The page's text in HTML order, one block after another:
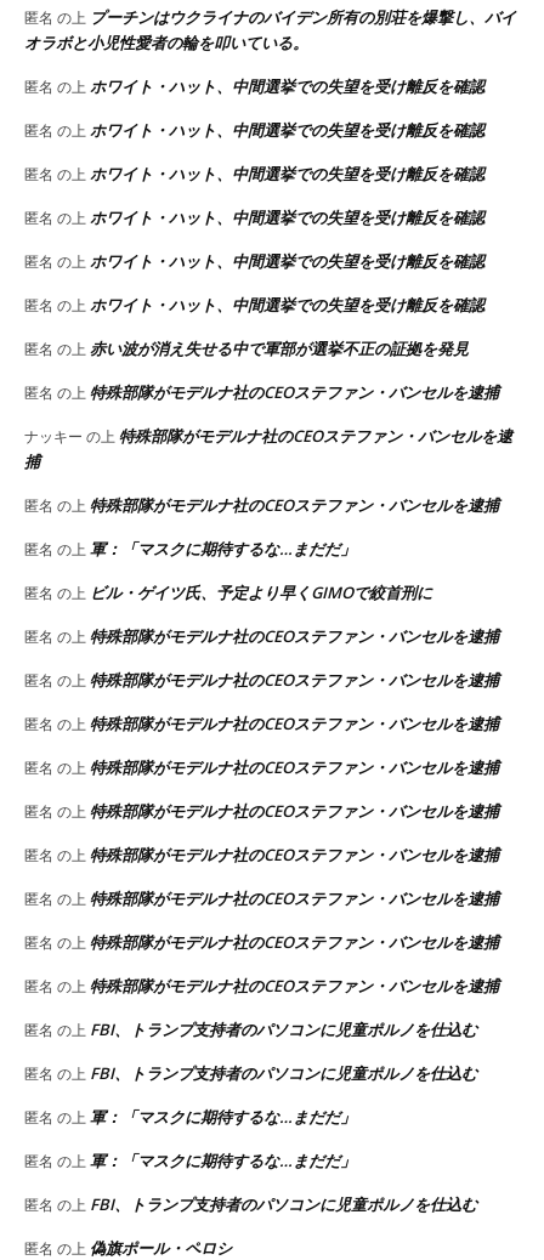
匿名 の上 プーチンはウクライナのバイデン所有の別荘を爆撃し、バイ
オラボと小児性愛者の輪を叩いている。
匿名 の上ホワイト・ハット、中間選挙での失望を受け離反を確認
匿名 の上ホワイト・ハット、中間選挙での失望を受け離反を確認
匿名 の上ホワイト・ハット、中間選挙での失望を受け離反を確認
匿名 の上ホワイト・ハット、中間選挙での失望を受け離反を確認
匿名 の上ホワイト・ハット、中間選挙での失望を受け離反を確認
匿名 の上ホワイト・ハット、中間選挙での失望を受け離反を確認
匿名 の上赤い波が消え失せる中で軍部が選挙不正の証拠を発見
匿名 の上特殊部隊がモデルナ社のCEOステファン・バンセルを逮捕
ナッキー の上特殊部隊がモデルナ社のCEOステファン・バンセルを逮
捕
匿名 の上特殊部隊がモデルナ社のCEOステファン・バンセルを逮捕
匿名 の上軍：「マスクに期待するな…まだだ」
匿名 の上 ビル・ゲイツ氏、予定より早くGIMOで絞首刑に
匿名 の上特殊部隊がモデルナ社のCEOステファン・バンセルを逮捕
匿名 の上特殊部隊がモデルナ社のCEOステファン・バンセルを逮捕
匿名 の上特殊部隊がモデルナ社のCEOステファン・バンセルを逮捕
匿名 の上特殊部隊がモデルナ社のCEOステファン・バンセルを逮捕
匿名 の上特殊部隊がモデルナ社のCEOステファン・バンセルを逮捕
匿名 の上特殊部隊がモデルナ社のCEOステファン・バンセルを逮捕
匿名 の上特殊部隊がモデルナ社のCEOステファン・バンセルを逮捕
匿名 の上特殊部隊がモデルナ社のCEOステファン・バンセルを逮捕
匿名 の上特殊部隊がモデルナ社のCEOステファン・バンセルを逮捕
匿名 の上 FBI、トランプ支持者のパソコンに児童ポルノを仕込む
匿名 の上 FBI、トランプ支持者のパソコンに児童ポルノを仕込む
匿名 の上軍：「マスクに期待するな…まだだ」
匿名 の上軍：「マスクに期待するな…まだだ」
匿名 の上 FBI、トランプ支持者のパソコンに児童ポルノを仕込む
匿名 の上 偽旗ポール・ペロシ